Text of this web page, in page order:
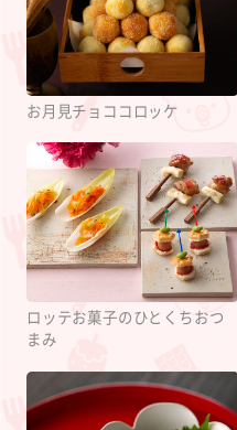
お月見チョココロッケ
ロッテお菓子のひとくちおつ
まみ